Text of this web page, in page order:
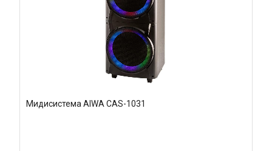
Мидисистема AIWA CAS-1031